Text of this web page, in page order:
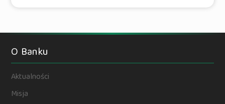
O Banku
Aktualności
Misja